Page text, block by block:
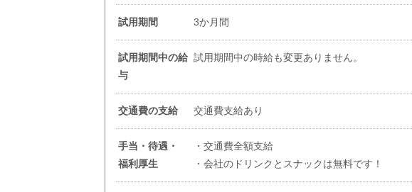
試用期間 3か月間
試用期間中の給
与
試用期間中の時給も変更ありません。
交通費の支給 交通費支給あり
手当・待遇・
福利厚生
・交通費全額支給
・会社のドリンクとスナックは無料です！